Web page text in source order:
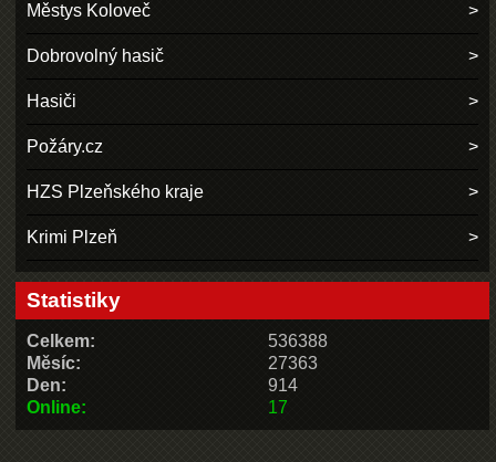
Městys Koloveč
Dobrovolný hasič
Hasiči
Požáry.cz
HZS Plzeňského kraje
Krimi Plzeň
Statistiky
Online: 17
Celkem:
536388
Měsíc:
27363
Den:
914